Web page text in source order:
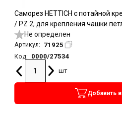
Саморез HETTICH с потайной
/ PZ 2, для крепления чашки
Не определен
Артикул: 71925
Код:
0000/27534
шт
Добавить